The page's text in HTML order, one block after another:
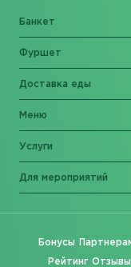
Банкет
Фуршет
Доставка еды
Меню
Услуги
Для мероприятий
Бонусы
Рейтинг Отзывы